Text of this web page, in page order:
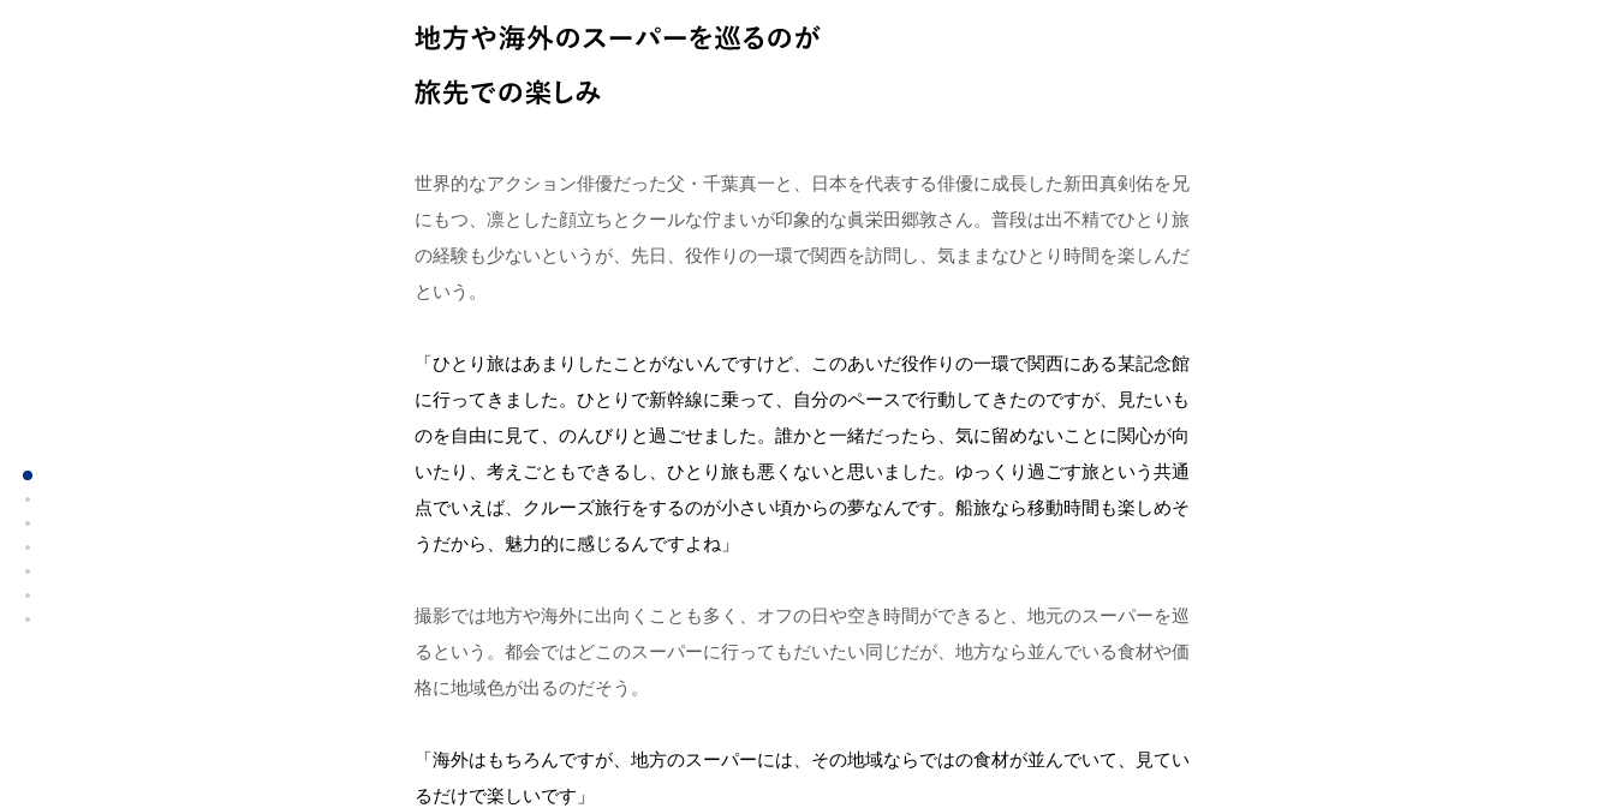
世界的なアクション俳優だった父・千葉真一と、日本を代表する俳優に成長した新田真剣佑を兄
にもつ、凛とした顔立ちとクールな佇まいが印象的な眞栄田郷敦さん。普段は出不精でひとり旅
の経験も少ないというが、先日、役作りの一環で関西を訪問し、気ままなひとり時間を楽しんだ
という。
「ひとり旅はあまりしたことがないんですけど、このあいだ役作りの一環で関西にある某記念館
に行ってきました。ひとりで新幹線に乗って、自分のペースで行動してきたのですが、見たいも
のを自由に見て、のんびりと過ごせました。誰かと一緒だったら、気に留めないことに関心が向
いたり、考えごともできるし、ひとり旅も悪くないと思いました。ゆっくり過ごす旅という共通
点でいえば、クルーズ旅行をするのが小さい頃からの夢なんです。船旅なら移動時間も楽しめそ
うだから、魅力的に感じるんですよね」
撮影では地方や海外に出向くことも多く、オフの日や空き時間ができると、地元のスーパーを巡
るという。都会ではどこのスーパーに行ってもだいたい同じだが、地方なら並んでいる食材や価
格に地域色が出るのだそう。
「海外はもちろんですが、地方のスーパーには、その地域ならではの食材が並んでいて、見てい
るだけで楽しいです」